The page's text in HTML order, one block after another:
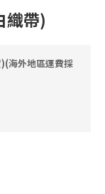
織帶)
海外地區運費採